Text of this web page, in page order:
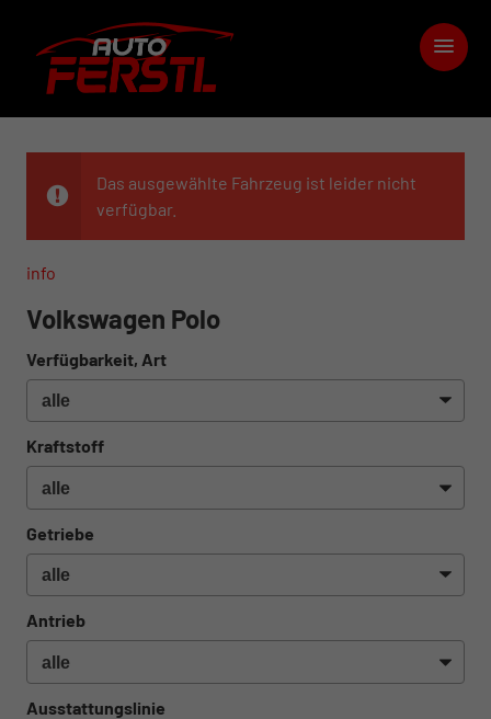
Das ausgewählte Fahrzeug ist leider nicht
verfügbar.
info
Volkswagen Polo
Verfügbarkeit, Art
Kraftstoff
Getriebe
Antrieb
Ausstattungslinie